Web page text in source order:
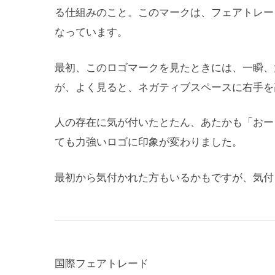
る仕組みのこと。このマークは、フェアトレ
なっています。
最初、このロゴマークを見たときには、一瞬
が、よく見ると、ネガティブスペースに右手
人の存在に気が付いたとたん、あたかも「お
ても力強いロゴに印象が変わりました。
最初から気付かれた方もいるかもですが、気
国際フェアトレード